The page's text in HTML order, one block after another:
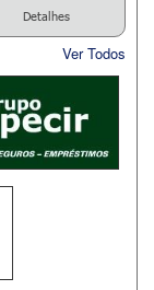
Detalhes
Ver Todos